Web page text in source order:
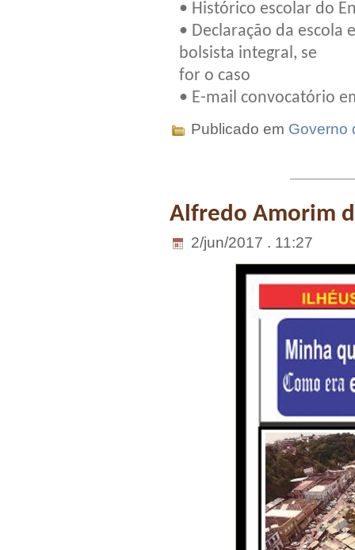
• Histórico escolar do
• Declaração da escola
bolsista integral, se
for o caso
• E-mail convocatório
Publicado em Governo
Alfredo Amorim
2/jun/2017 . 11:27